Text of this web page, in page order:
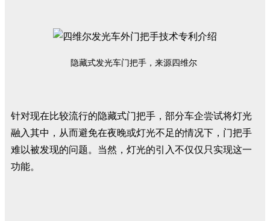
隐藏式发光车门把手，来源四维尔
针对现在比较流行的隐藏式门把手，部分车企尝试将灯光
融入其中，从而避免在夜晚或灯光不足的情况下，门把手
难以被发现的问题。当然，灯光的引入不仅仅只实现这一
功能。